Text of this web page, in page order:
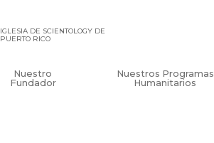
IGLESIA DE SCIENTOLOGY DE
PUERTO RICO
Nuestro
Fundador
Nuestros Programas
Humanitarios